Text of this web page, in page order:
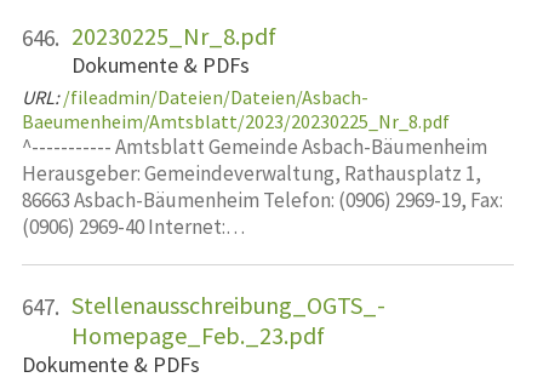
646. 20230225_Nr_8.pdf
Dokumente & PDFs
URL: /fileadmin/Dateien/Dateien/Asbach-
Baeumenheim/Amtsblatt/2023/20230225_Nr_8.pdf
^----------- Amtsblatt Gemeinde Asbach-Bäumenheim
Herausgeber: Gemeindeverwaltung, Rathausplatz 1,
86663 Asbach-Bäumenheim Telefon: (0906) 2969-19, Fax:
(0906) 2969-40 Internet:…
647. Stellenausschreibung_OGTS_-
Homepage_Feb._23.pdf
Dokumente & PDFs